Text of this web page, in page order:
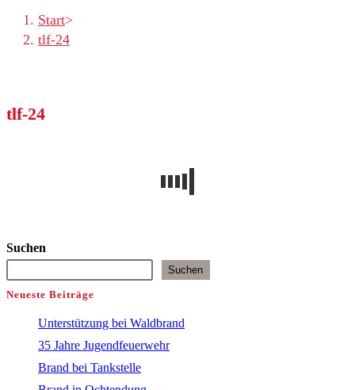
Start>
tlf-24
tlf-24
Suchen
Suchen
Neueste Beiträge
Unterstützung bei Waldbrand
35 Jahre Jugendfeuerwehr
Brand bei Tankstelle